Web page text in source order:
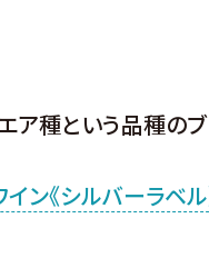
ア種という品種の
ン《シルバーラベ